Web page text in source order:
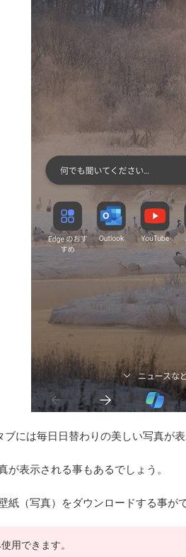
には毎日日替わりの美しい写真が表
が表示される事もあるでしょう。
紙（写真）をダウンロードする事が
用できます。